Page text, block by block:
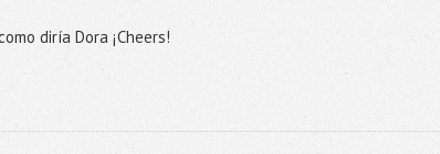
diría Dora ¡Cheers!